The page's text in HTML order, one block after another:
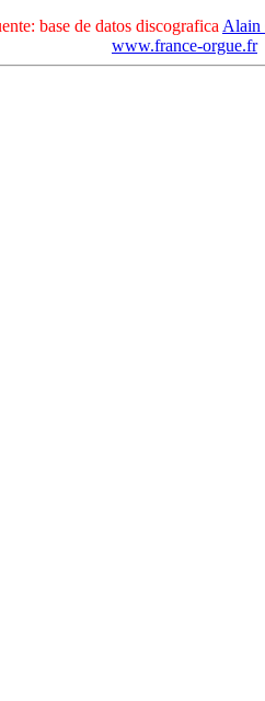
base de datos discografica
www.france-orgue.fr